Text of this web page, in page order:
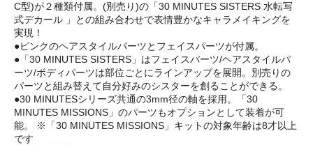
C型)が２種類付属。(別売り)の「30 MINUTES SISTERS 水転写
式デカール 」との組み合わせで表情豊かなキャラメイキングを
実現！
●ピンクのヘアスタイルパーツとフェイスパーツが付属。
●「30 MINUTES SISTERS」はフェイスパーツ/ヘアスタイルパ
ーツ/ボディパーツは部位ごとにラインアップを展開。別売りの
パーツと組み替えて自分好みのシスターを創ることができる。
●30 MINUTESシリーズ共通の3mm径の軸を採用。「30
MINUTES MISSIONS」のパーツもオプションとして装着が可
能。 ※「30 MINUTES MISSIONS」キットの対象年齢は8才以上
です